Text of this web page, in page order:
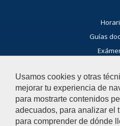
Usamos cookies y otras
mejorar tu experiencia de
para mostrarte contenidos
adecuados, para analizar el
para comprender de dónde
Guías
Noticias
Buzón de